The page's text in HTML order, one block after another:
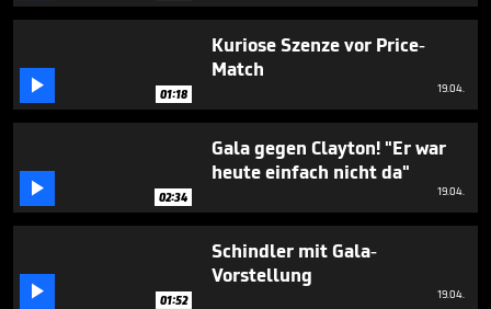
 01:18
Kuriose Szenze vor Price-
Match
19.04.
 02:34
Gala gegen Clayton! "Er war
heute einfach nicht da"
19.04.
 01:52
Schindler mit Gala-
Vorstellung
19.04.